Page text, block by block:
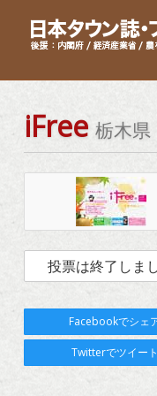
iFree 栃木県
投票は終了しま
Facebookでシェ
Twitterでツイー